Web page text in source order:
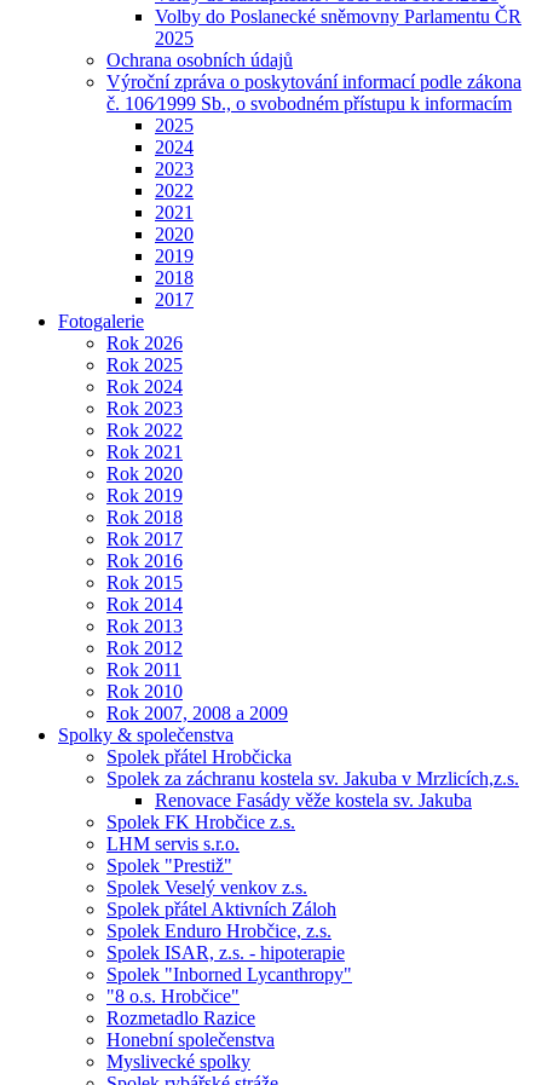
Volby do Poslanecké sněmovny Parlamentu ČR
2025
Ochrana osobních údajů
Výroční zpráva o poskytování informací podle zákona
č. 106⁄1999 Sb., o svobodném přístupu k informacím
2025
2024
2023
2022
2021
2020
2019
2018
2017
Fotogalerie
Rok 2026
Rok 2025
Rok 2024
Rok 2023
Rok 2022
Rok 2021
Rok 2020
Rok 2019
Rok 2018
Rok 2017
Rok 2016
Rok 2015
Rok 2014
Rok 2013
Rok 2012
Rok 2011
Rok 2010
Rok 2007, 2008 a 2009
Spolky & společenstva
Spolek přátel Hrobčicka
Spolek za záchranu kostela sv. Jakuba v Mrzlicích,z.s.
Renovace Fasády věže kostela sv. Jakuba
Spolek FK Hrobčice z.s.
LHM servis s.r.o.
Spolek "Prestiž"
Spolek Veselý venkov z.s.
Spolek přátel Aktivních Záloh
Spolek Enduro Hrobčice, z.s.
Spolek ISAR, z.s. - hipoterapie
Spolek "Inborned Lycanthropy"
"8 o.s. Hrobčice"
Rozmetadlo Razice
Honební společenstva
Myslivecké spolky